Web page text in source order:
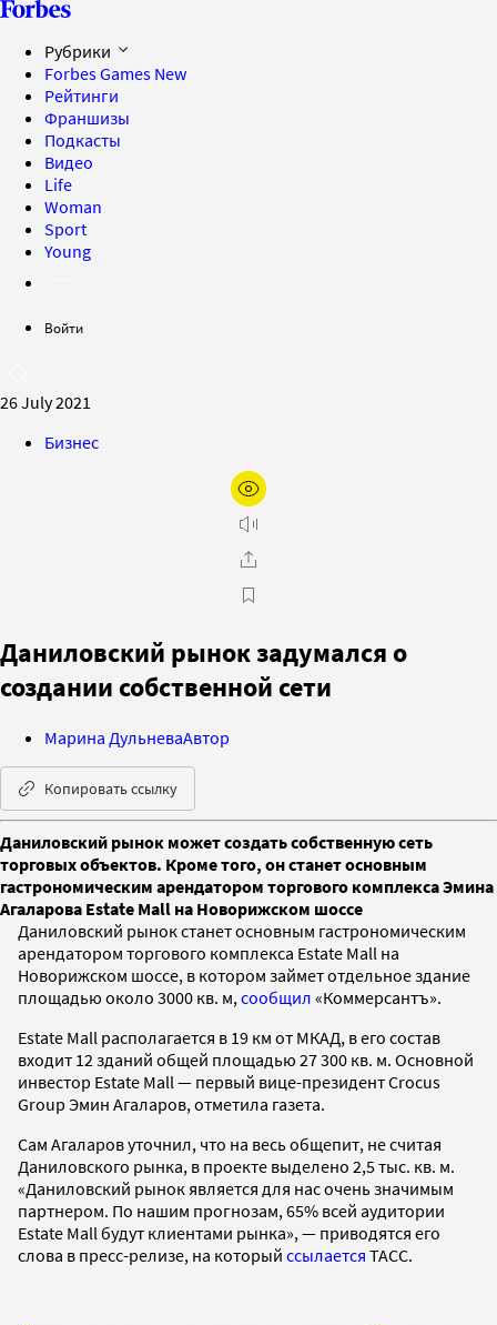
Рубрики
Forbes Games New
Рейтинги
Франшизы
Подкасты
Видео
Life
Woman
Sport
Young
Войти
26 July 2021
Бизнес
Даниловский рынок задумался о
создании собственной сети
Марина ДульневаАвтор
Копировать ссылку
Даниловский рынок может создать собственную сеть
торговых объектов. Кроме того, он станет основным
гастрономическим арендатором торгового комплекса Эмина
Агаларова Estate Mall на Новорижском шоссе
Даниловский рынок станет основным гастрономическим
арендатором торгового комплекса Estate Mall на
Новорижском шоссе, в котором займет отдельное здание
площадью около 3000 кв. м, сообщил «Коммерсантъ».
Estate Mall располагается в 19 км от МКАД, в его состав
входит 12 зданий общей площадью 27 300 кв. м. Основной
инвестор Estate Mall — первый вице-президент Crocus
Group Эмин Агаларов, отметила газета.
Сам Агаларов уточнил, что на весь общепит, не считая
Даниловского рынка, в проекте выделено 2,5 тыс. кв. м.
«Даниловский рынок является для нас очень значимым
партнером. По нашим прогнозам, 65% всей аудитории
Estate Mall будут клиентами рынка», — приводятся его
слова в пресс-релизе, на который ссылается ТАСС.